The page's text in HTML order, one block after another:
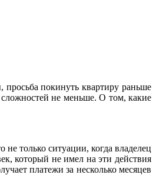
покинуть квартиру раньше
не меньше. О том, какие
только ситуации, когда владелец
который не имел на эти действия
платежи за несколько месяцев